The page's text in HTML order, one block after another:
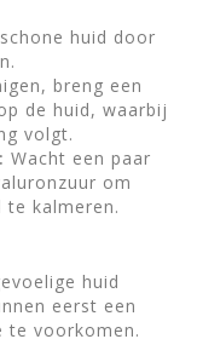
huid door
breng een
de huid, waarbij
volgt.
Wacht een paar
om
kalmeren.
huid
eerst een
voorkomen.